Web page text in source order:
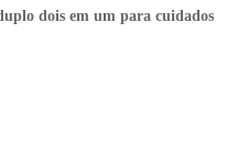
dois em um para cuidados